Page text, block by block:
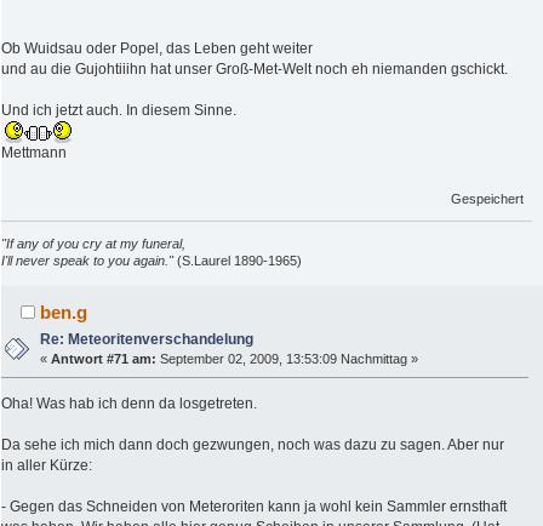
Ob Wuidsau oder Popel, das Leben geht weiter
und au die Gujohtiiihn hat unser Groß-Met-Welt noch eh niemanden gschickt.
Und ich jetzt auch. In diesem Sinne.
Mettmann
Gespeichert
"If any of you cry at my funeral,
I'll never speak to you again."(S.Laurel 1890-1965)
ben.g
Re: Meteoritenverschandelung
«Antwort #71 am: September 02, 2009, 13:53:09 Nachmittag »
Oha! Was hab ich denn da losgetreten.
Da sehe ich mich dann doch gezwungen, noch was dazu zu sagen. Aber nur
in aller Kürze:
- Gegen das Schneiden von Meteroriten kann ja wohl kein Sammler ernsthaft